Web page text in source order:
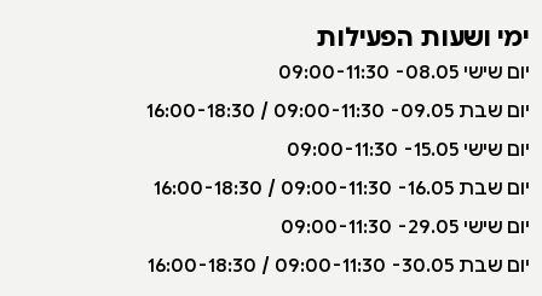
ימי ושעות הפעילות
יום שישי 08.05- 09:00-11:30
יום שבת 09.05- 09:00-11:30 / 16:00-18:30
יום שישי 15.05- 09:00-11:30
יום שבת 16.05- 09:00-11:30 / 16:00-18:30
יום שישי 29.05- 09:00-11:30
יום שבת 30.05- 09:00-11:30 / 16:00-18:30